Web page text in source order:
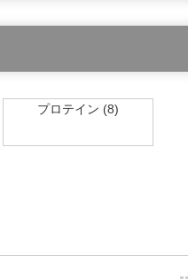
プロテイン (8)